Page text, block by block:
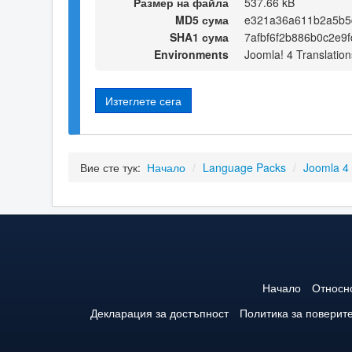
MD5 сума
SHA1 сума
Environments
Joomla! 4
Изтеглете сега
Вие сте тук: Начало / Language Packs / Joomla
Начало
Декларация за достъпност
Политика за